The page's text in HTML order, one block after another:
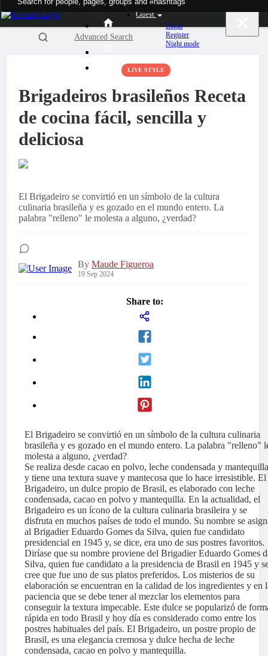
Advanced Search
Guest
Login
Register
Night mode
LIVE STYLE
Brigadeiros brasileños Receta
de cocina fácil, sencilla y
deliciosa
El Brigadeiro se convirtió en un símbolo de la cultura
culinaria brasileña y es gozado en el mundo entero. La
palabra "relleno" le molesta a alguno, ¿verdad?
By Maude Figueroa
19 Sep 2024
Share to:
El Brigadeiro se convirtió en un símbolo de la cultura culinaria
brasileña y es gozado en el mundo entero. La palabra "relleno"
molesta a alguno, ¿verdad?
Se realiza desde cacao en polvo, leche condensada y
y tiene una textura suave y mantecosa que lo hace irresistible. El
Brigadeiro, un dulce propio de Brasil, es elaborado con leche
condensada, cacao en polvo y mantequilla. En la actualidad, el
Brigadeiro es un ícono de la cultura culinaria brasileira y se
disfruta en muchos países de todo el mundo. Su nombre se
al Brigadier Eduardo Gomes da Silva, quien fue candidato
presidencial en 1945 y, se dice, era uno de sus postres favoritos.
Diríase que su nombre proviene del Brigadier Eduardo Gomes
Silva, quien fue candidato a la presidencia de Brasil en 1945 y
cree que fue uno de sus platos preferidos. Los misterios de su
elaboración se encuentran en la calidad de los ingredientes y en
paciencia que se debe tener al mezclar los elementos para
conseguir la textura impecable. Este dulce se popularizó de
rápida en todo Brasil y hoy día es considerado como entre los
postres habituales del país. El Brigadeiro, un postre propio de
Brasil, es una elegancia cremosa y dulce hecha de leche
condensada, cacao en polvo y mantequilla.